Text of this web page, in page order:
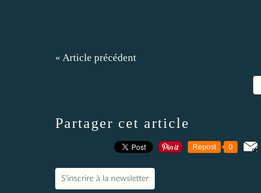
« Article précédent
Partager cet article
Repost 0
S'inscrire à la newsletter